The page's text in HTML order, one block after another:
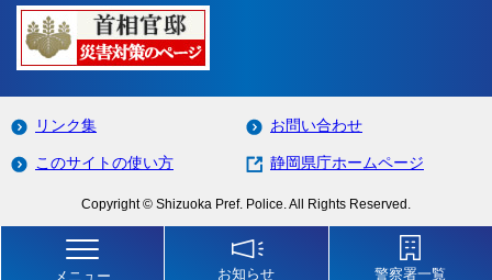
メニュー お知らせ 警察署一覧
リンク集 お問い合わせ
このサイトの使い方 静岡県庁ホームページ
Copyright © Shizuoka Pref. Police. All Rights Reserved.